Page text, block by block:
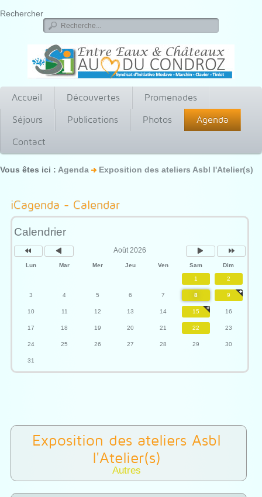
Rechercher
Accueil Découvertes
Promenades
Séjours
Publications Photos
Agenda
Contact
Vous êtes ici : Agenda Exposition des ateliers Asbl l'Atelier(s)
iCagenda - Calendar
Calendrier
précédente précédent
Août 2026
Lun Mar Mer Jeu Ven Sam Dim
1 2
3 4 5 6 7 8 9
10 11 12 13 14 15 16
17 18 19 20 21 22 23
24 25 26 27 28 29 30
31
Exposition des ateliers Asbl
l'Atelier(s)
Autres